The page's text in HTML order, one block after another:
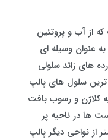
از آب و پروتئین
عنوان وسیله ای
های زائد سلولی
سلول های پالپ
کلاژن و رسوب بافت
ها در ناحیه پر
نواحی دیگر پالپ